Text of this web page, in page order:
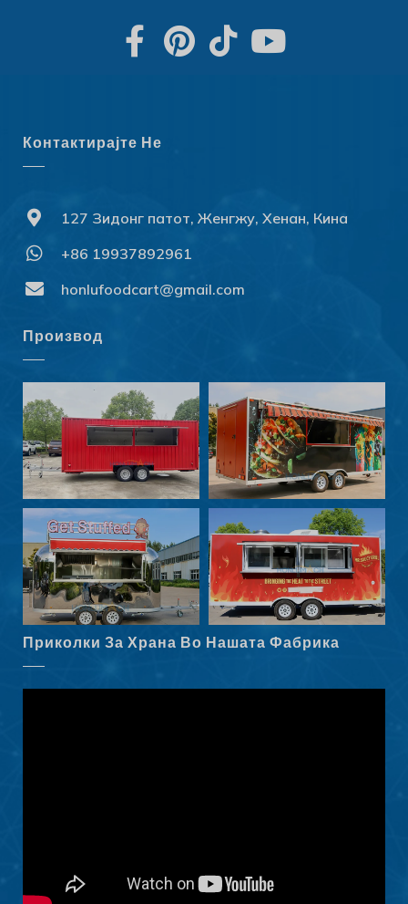
Контактирајте Не
127 Зидонг патот, Женгжу, Хенан, Кина
+86 19937892961
honlufoodcart@gmail.com
Производ
Приколки За Храна Во Нашата Фабрика
Português
Slovenščina
Latviešu valoda
Dansk
Hrvatski
Српски језик
Norsk nynorsk
Maori
Eesti
Български
Slovenčina